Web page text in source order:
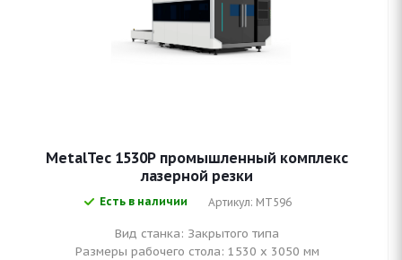
MetalTec 1530P промышленный комплекс
лазерной резки
Есть в наличии Артикул: MT596
Вид станка: Закрытого типа
Размеры рабочего стола: 1530 х 3050 мм